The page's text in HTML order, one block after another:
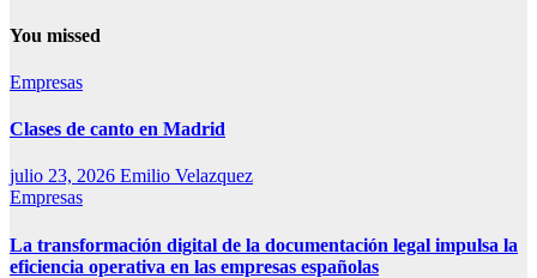
You missed
Empresas
Clases de canto en Madrid
julio 23, 2026 Emilio Velazquez
Empresas
La transformación digital de la documentación legal impulsa la
eficiencia operativa en las empresas españolas